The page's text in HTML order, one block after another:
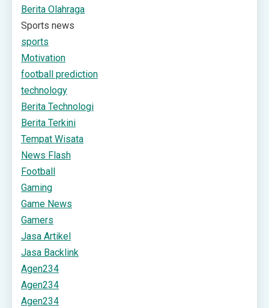
Berita Olahraga
Sports news
sports
Motivation
football prediction
technology
Berita Technologi
Berita Terkini
Tempat Wisata
News Flash
Football
Gaming
Game News
Gamers
Jasa Artikel
Jasa Backlink
Agen234
Agen234
Agen234